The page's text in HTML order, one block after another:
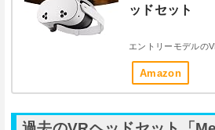
ッドセット
エントリーモデルの
Amazon